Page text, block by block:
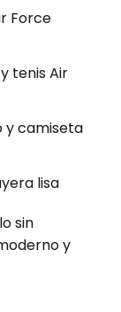
Force
tenis Air
y camiseta
lisa
sin
y